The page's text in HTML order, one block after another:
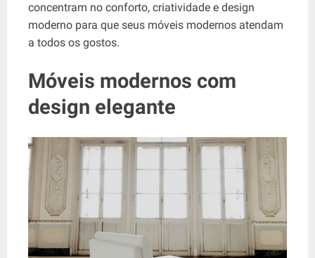
concentram no conforto, criatividade e design
moderno para que seus móveis modernos atendam
a todos os gostos.
Móveis modernos com
design elegante